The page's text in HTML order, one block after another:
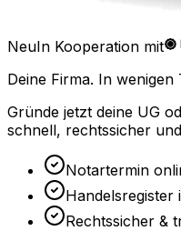
NeuIn Kooperation mit
Deine Firma. In wenigen
Gründe jetzt deine UG
schnell, rechtssicher
Notartermin
Handelsregister
Rechtssicher &